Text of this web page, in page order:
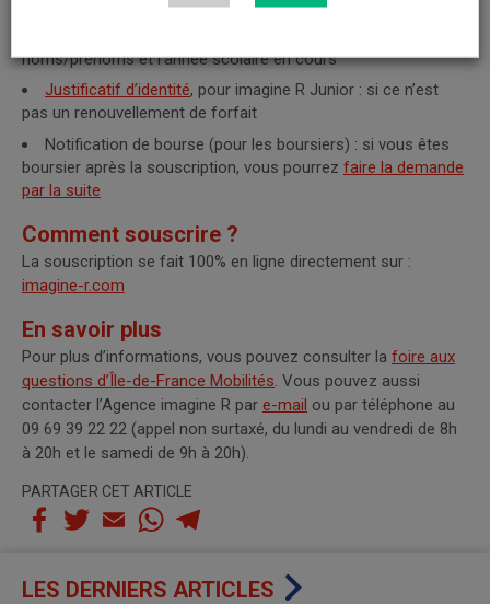
Justificatif d’inscription ou de scolarité, pour le forfait
noms/prénoms et l’année scolaire en cours
Justificatif d’identité, pour imagine R Junior : si ce n’est
pas un renouvellement de forfait
Notification de bourse (pour les boursiers) : si vous êtes
boursier après la souscription, vous pourrez faire la demande
par la suite
Comment souscrire ?
La souscription se fait 100% en ligne directement sur :
imagine-r.com
En savoir plus
Pour plus d’informations, vous pouvez consulter la foire aux
questions d’Île-de-France Mobilités. Vous pouvez aussi
contacter l’Agence imagine R par e-mail ou par téléphone au
09 69 39 22 22 (appel non surtaxé, du lundi au vendredi de 8h
à 20h et le samedi de 9h à 20h).
PARTAGER CET ARTICLE
LES DERNIERS ARTICLES